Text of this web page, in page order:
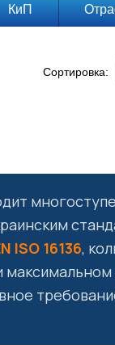
КиП
Сортировка:
ISO 16136,